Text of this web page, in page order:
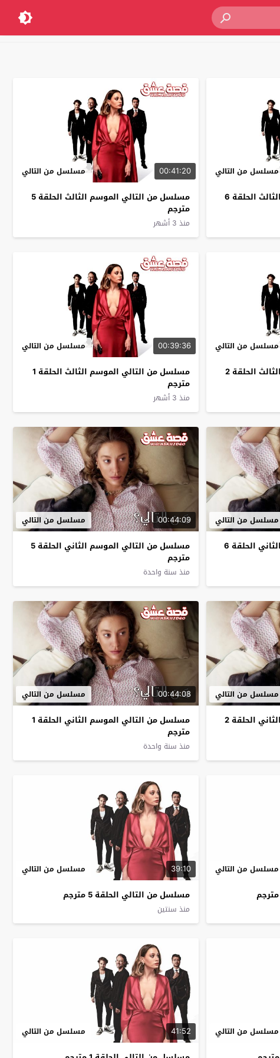
مسلسل من التالي
مسلسل من التالي الموسم الثالث الحلقة 6
00:41:20 مسلسل من التالي
مسلسل من التالي الموسم الثالث الحلقة 5
مترجم
منذ 3 أشهر
مسلسل من التالي
مسلسل من التالي الموسم الثالث الحلقة 2
00:39:36 مسلسل من التالي
مسلسل من التالي الموسم الثالث الحلقة 1
مترجم
منذ 3 أشهر
مسلسل من التالي
مسلسل من التالي الموسم الثاني الحلقة 6
00:44:09 مسلسل من التالي
مسلسل من التالي الموسم الثاني الحلقة 5
مترجم
منذ سنة واحدة
مسلسل من التالي
مسلسل من التالي الموسم الثاني الحلقة 2
00:44:08 مسلسل من التالي
مسلسل من التالي الموسم الثاني الحلقة 1
مترجم
منذ سنة واحدة
مسلسل من التالي 39:10 مسلسل من التالي
مسلسل من التالي الحلقة 5 مترجم
منذ سنتين
مسلسل من التالي 41:52 مسلسل من التالي